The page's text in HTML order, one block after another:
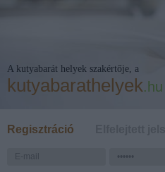
A kutyabarát helyek szakértője, a
kutyabarathelyek.hu
Regisztráció